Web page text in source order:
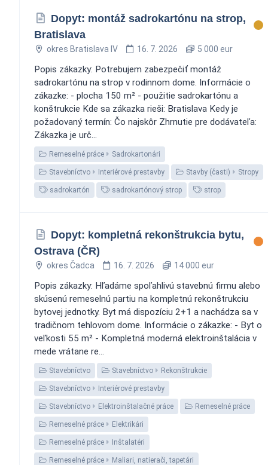
Dopyt: montáž sadrokartónu na strop,
Bratislava
okres Bratislava IV 16. 7. 2026 5 000 eur
Popis zákazky: Potrebujem zabezpečiť montáž
sadrokartónu na strop v rodinnom dome. Informácie o
zákazke: - plocha 150 m² - použitie sadrokartónu a
konštrukcie Kde sa zákazka rieši: Bratislava Kedy je
požadovaný termín: Čo najskôr Zhrnutie pre dodávateľa:
Zákazka je urč...
Remeselné práce Sadrokartonári
Stavebníctvo Interiérové prestavby Stavby (časti) Stropy
sadrokartón sadrokartónový strop strop
Dopyt: kompletná rekonštrukcia bytu,
Ostrava (ČR)
okres Čadca 16. 7. 2026 14 000 eur
Popis zákazky: Hľadáme spoľahlivú stavebnú firmu alebo
skúsenú remeselnú partiu na kompletnú rekonštrukciu
bytovej jednotky. Byt má dispozíciu 2+1 a nachádza sa v
tradičnom tehlovom dome. Informácie o zákazke: - Byt o
veľkosti 55 m² - Kompletná moderná elektroinštalácia v
mede vrátane re...
Stavebníctvo Stavebníctvo Rekonštrukcie
Stavebníctvo Interiérové prestavby
Stavebníctvo Elektroinštalačné práce Remeselné práce
Remeselné práce Elektrikári
Remeselné práce Inštalatéri
Remeselné práce Maliari, natierači, tapetári